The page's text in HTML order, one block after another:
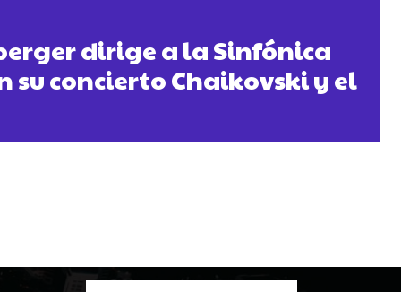
dirige a la Sinfónica
su concierto Chaikovski y el